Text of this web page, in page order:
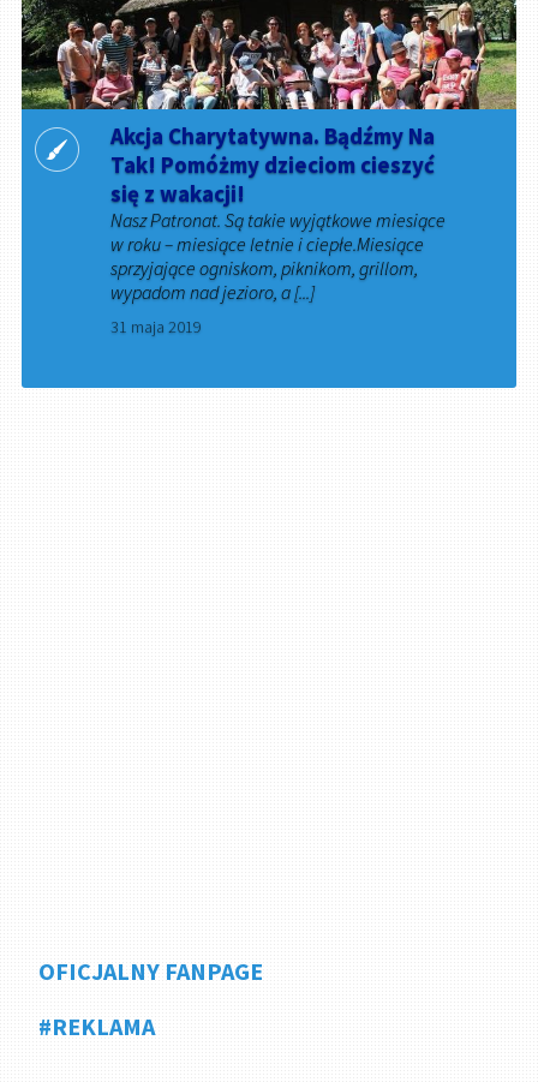
Akcja Charytatywna. Bądźmy Na
Tak! Pomóżmy dzieciom cieszyć
się z wakacji!
Nasz Patronat. Są takie wyjątkowe miesiące
w roku – miesiące letnie i ciepłe.Miesiące
sprzyjające ogniskom, piknikom, grillom,
wypadom nad jezioro, a [...]
31 maja 2019
OFICJALNY FANPAGE
#REKLAMA